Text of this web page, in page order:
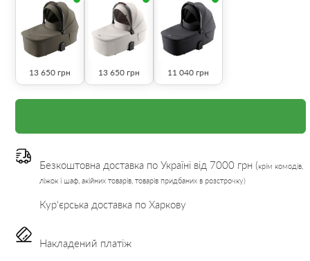
13 650 грн 13 650 грн 11 040 грн
Безкоштовна доставка по Україні від 7000 грн (крім комодів,
ліжок і шаф, акійних товарів, товарів придбаних в розстрочку)
Кур'єрська доставка по Харкову
Накладений платіж